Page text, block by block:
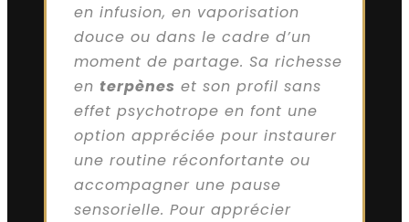
en infusion, en vaporisation
douce ou dans le cadre d’un
moment de partage. Sa richesse
en terpènes et son profil sans
effet psychotrope en font une
option appréciée pour instaurer
une routine réconfortante ou
accompagner une pause
sensorielle. Pour apprécier